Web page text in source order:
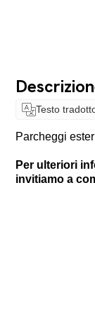
Testo
Parcheggi
Per ulteriori
invitiamo a